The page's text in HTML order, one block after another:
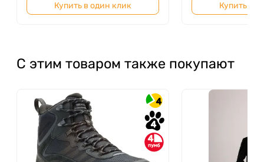
Купить в один клик Купить в
С этим товаром также покупают
4
4
4